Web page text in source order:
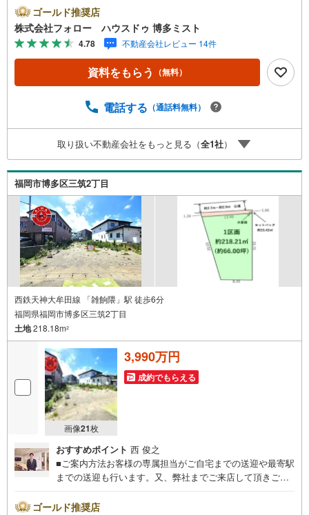
ー、コンビニ、ドラッグストアが揃います。「今vs5年後」
「賃貸vs購入」「戸建vsマンション」など、お住まい選び
をする上で必ず出てくる疑問、不安をぶつけてください。
答えはお客様の家族構成やご年齢、ライフプランによって
全く変わってきます。ネット検索も便利ですが、1回のご相
談でお悩みが解決できるかもしれません。その答えが「購
ば、それに越したことはありません。まずはお問い合わせ
記時間はお電話が繋がりやすくなっております。ぜひお気
軽にご連絡下さい！現地を見学される場合は「室内・現地
を見学する（無料）」ボタンよりご希望の日時をご記入い
ただけますとスムーズにご案内が可能です。
ゴールド推奨店
株式会社フォロー ハウスドゥ 博多ミスト
4.78 不動産会社レビュー 14件
資料をもらう （無料）
電話する （通話料無料）
取り扱い不動産会社をもっと見る（全1社）
福岡市博多区三筑2丁目
西鉄天神大牟田線 「雑餉隈」駅 徒歩6分
福岡県福岡市博多区三筑2丁目
土地218.18m2
画像21枚
3,990万円
成約でもらえる
おすすめポイント 西 俊之
■ご案内方法お客様の専属担当がご自宅までの送迎や最寄駅
までの送迎も行います。又、弊社までご来店して頂きご案
でお気軽にお車でもご来店下さい。
ゴールド推奨店